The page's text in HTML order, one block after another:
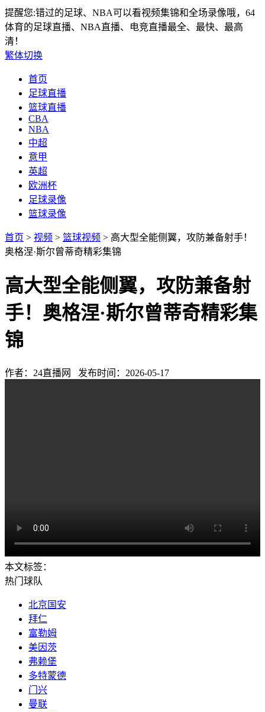
提醒您:错过的足球、NBA可以看视频集锦和全场录像哦，64
体育的足球直播、NBA直播、电竞直播最全、最快、最高
清！
繁体切换
首页
足球直播
篮球直播
CBA
NBA
中超
意甲
英超
欧洲杯
足球录像
篮球录像
首页 > 视频 > 篮球视频 > 高大型全能侧翼，攻防兼备射手！
奥格涅·斯尔曾蒂奇精彩集锦
高大型全能侧翼，攻防兼备射
手！奥格涅·斯尔曾蒂奇精彩集
锦
作者：24直播网 发布时间：2026-05-17
本文标签：
热门球队
北京国安
拜仁
富勒姆
美因茨
弗赖堡
多特蒙德
门兴
曼联